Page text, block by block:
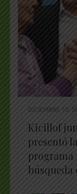
DICIEMBRE 10,
Kicillof
presentó
programa
búsqueda